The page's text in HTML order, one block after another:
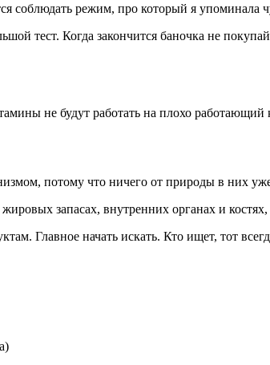
соблюдать режим, про который я упоминала
тест. Когда закончится баночка не
не будут работать на плохо
потому что ничего от природы в них
запасах, внутренних органах и
Главное начать искать. Кто ищет, тот